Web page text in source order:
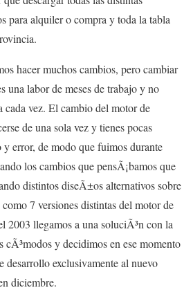
para alquiler o compra y toda la tabla
hacer muchos cambios, pero cambiar
una labor de meses de trabajo y no
cada vez. El cambio del motor de
de una sola vez y tienes pocas
y error, de modo que fuimos durante
los cambios que pensÃ¡bamos que
distintos diseÃ±os alternativos sobre
7 versiones distintas del motor de
2003 llegamos a una soluciÃ³n con la
cÃ³modos y decidimos en ese momento
desarrollo exclusivamente al nuevo
diciembre.